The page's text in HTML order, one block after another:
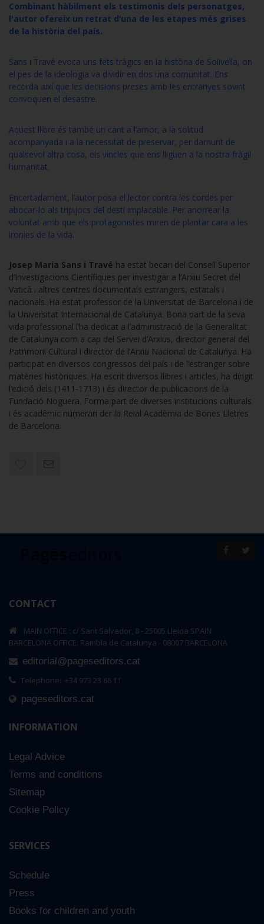
Combinant hàbilment els testimonis dels personatges,
l'autor ofereix un retrat d’una de les etapes més grises
de la història del país.
Sans i Travé evoca uns fets tràgics en la història de Solivella, on
el pes de la ideologia va dividir en dos una comunitat. Ens
recorda així que les decisions preses amb les entranyes sovint
convoquen el desastre.
Aquest llibre és també un cant a l’amor, a la solitud
acompanyada i a la necessitat de preservar, per damunt de
qualsevol altra cosa, els vincles que ens lliguen a la nostra fràgil
humanitat.
Encertadament, l’autor posa el lector contra les cordes per
abocar-lo als tripijocs del destí implacable. Per anorrear la
voluntat amb que els protagonistes miren de plantar cara a les
ironies de la vida.
Josep Maria Sans i Travé ha estat becari del Consell Superior
d’Investigacions Científiques per investigar a l’Arxiu Secret del
Vaticà i altres centres documentals estrangers, estatals i
nacionals. Ha estat professor de la Universitat de Barcelona i de
la Universitat Internacional de Catalunya. Bona part de la seva
vida professional l’ha dedicat a l’administració de la Generalitat
de Catalunya com a cap del Servei d’Arxius, director general del
Patrimoni Cultural i director de l’Arxiu Nacional de Catalunya. Ha
participat en diversos congressos del país i de l’estranger sobre
matèries històriques. Ha escrit diversos llibres i articles, ha dirigit
l’edició dels (1411-1713) i és director de publicacions de la
Fundació Noguera. Forma part de diverses institucions culturals
i és acadèmic numerari der la Reial Acadèmia de Bones Lletres
de Barcelona.
CONTACT
MAIN OFFICE : c/ Sant Salvador, 8 - 25005 Lleida SPAIN
BARCELONA OFFICE: Rambla de Catalunya - 08007 BARCELONA
editorial@pageseditors.cat
Telephone: +34 973 23 66 11
pageseditors.cat
INFORMATION
Legal Advice
Terms and conditions
Sitemap
Cookie Policy
SERVICES
Schedule
Press
Books for children and youth